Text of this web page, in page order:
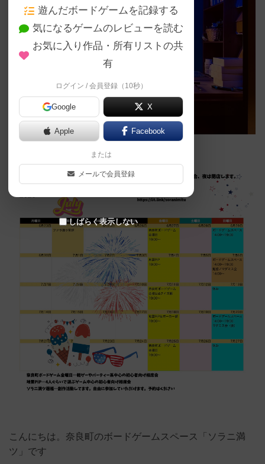
こんにちは。奈良町のボードゲームスペース「ソラニ満
ツ」です
遊んだボードゲームを記録する
気になるゲームのレビューを読む
お気に入り作品・所有リストの共
有
ログイン / 会員登録（10秒）
Google X
Apple Facebook
または
メールで会員登録
しばらく表示しない